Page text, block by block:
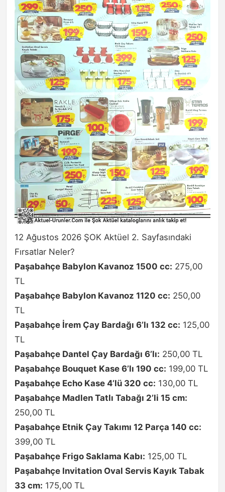
12 Ağustos 2026 ŞOK Aktüel 2. Sayfasındaki
Fırsatlar Neler?
Paşabahçe Babylon Kavanoz 1500 cc: 275,00
TL
Paşabahçe Babylon Kavanoz 1120 cc: 250,00
TL
Paşabahçe İrem Çay Bardağı 6’lı 132 cc: 125,00
TL
Paşabahçe Dantel Çay Bardağı 6’lı: 250,00 TL
Paşabahçe Bouquet Kase 6’lı 190 cc: 199,00 TL
Paşabahçe Echo Kase 4’lü 320 cc: 130,00 TL
Paşabahçe Madlen Tatlı Tabağı 2’li 15 cm:
250,00 TL
Paşabahçe Etnik Çay Takımı 12 Parça 140 cc:
399,00 TL
Paşabahçe Frigo Saklama Kabı: 125,00 TL
Paşabahçe Invitation Oval Servis Kayık Tabak
33 cm: 175,00 TL